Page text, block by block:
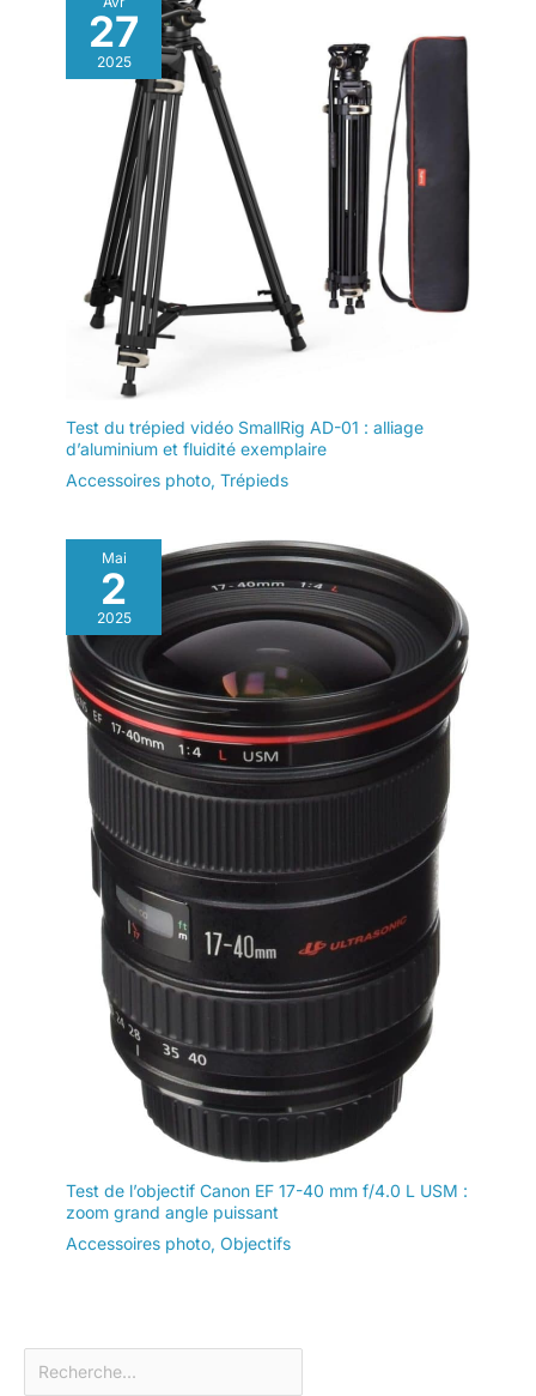
27
2025
Test du trépied vidéo SmallRig AD-01 : alliage
d’aluminium et fluidité exemplaire
Accessoires photo, Trépieds
Mai
2
2025
Test de l’objectif Canon EF 17-40 mm f/4.0 L USM :
zoom grand angle puissant
Accessoires photo, Objectifs